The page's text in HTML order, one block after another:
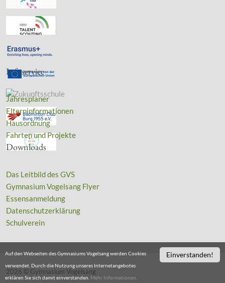
Einverstanden!
Auf den Webseiten des Gymnasiums Vogelsang werden Cookies
verwendet. Durch die Nutzung unseres Internetangebotes
erklären Sie sich damit einverstanden. Mehr Informationen.
Infoservice
Jahresplaner
Elterninformationen
Hausordnung
Fahrten und Projekte
Downloads
Das Leitbild des GVS
Gymnasium Vogelsang Flyer
Essensanmeldung
Datenschutzerklärung
Schulverein
2026 © Gymnasium Vogelsang